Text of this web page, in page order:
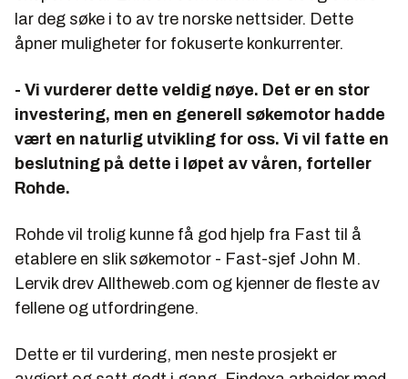
lar deg søke i to av tre norske nettsider. Dette
åpner muligheter for fokuserte konkurrenter.
- Vi vurderer dette veldig nøye. Det er en stor
investering, men en generell søkemotor hadde
vært en naturlig utvikling for oss. Vi vil fatte en
beslutning på dette i løpet av våren, forteller
Rohde.
Rohde vil trolig kunne få god hjelp fra Fast til å
etablere en slik søkemotor - Fast-sjef John M.
Lervik drev Alltheweb.com og kjenner de fleste av
fellene og utfordringene.
Dette er til vurdering, men neste prosjekt er